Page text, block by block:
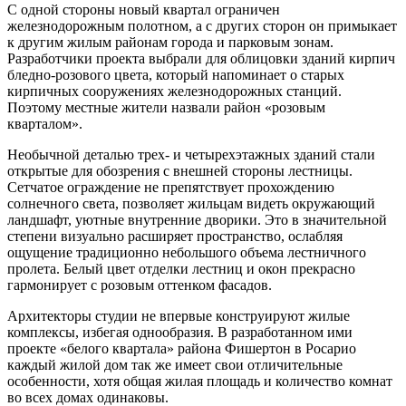
С одной стороны новый квартал ограничен
железнодорожным полотном, а с других сторон он примыкает
к другим жилым районам города и парковым зонам.
Разработчики проекта выбрали для облицовки зданий кирпич
бледно-розового цвета, который напоминает о старых
кирпичных сооружениях железнодорожных станций.
Поэтому местные жители назвали район «розовым
кварталом».
Необычной деталью трех- и четырехэтажных зданий стали
открытые для обозрения с внешней стороны лестницы.
Сетчатое ограждение не препятствует прохождению
солнечного света, позволяет жильцам видеть окружающий
ландшафт, уютные внутренние дворики. Это в значительной
степени визуально расширяет пространство, ослабляя
ощущение традиционно небольшого объема лестничного
пролета. Белый цвет отделки лестниц и окон прекрасно
гармонирует с розовым оттенком фасадов.
Архитекторы студии не впервые конструируют жилые
комплексы, избегая однообразия. В разработанном ими
проекте «белого квартала» района Фишертон в Росарио
каждый жилой дом так же имеет свои отличительные
особенности, хотя общая жилая площадь и количество комнат
во всех домах одинаковы.